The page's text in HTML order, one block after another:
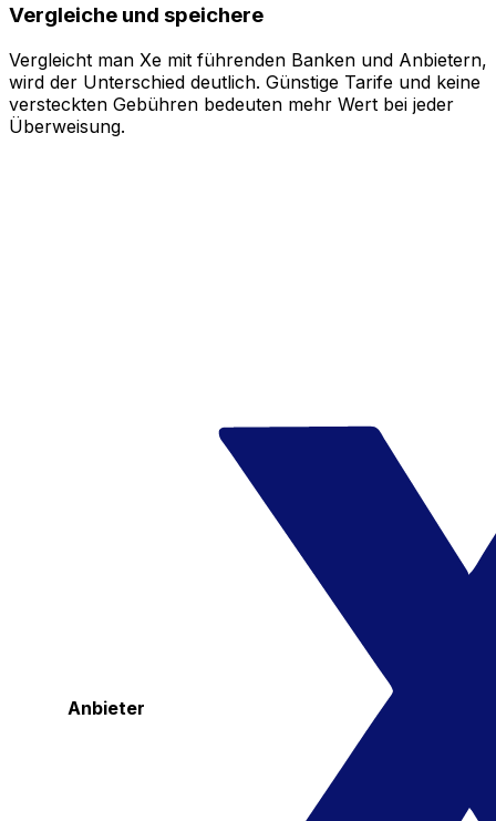
Vergleiche und speichere
Vergleicht man Xe mit führenden Banken und Anbietern,
wird der Unterschied deutlich. Günstige Tarife und keine
versteckten Gebühren bedeuten mehr Wert bei jeder
Überweisung.
Anbieter